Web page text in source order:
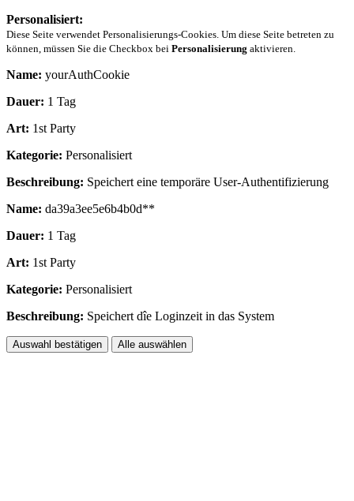
Personalisiert:
Diese Seite verwendet Personalisierungs-Cookies. Um diese Seite betreten zu
können, müssen Sie die Checkbox bei Personalisierung aktivieren.
Name: yourAuthCookie
Dauer: 1 Tag
Art: 1st Party
Kategorie: Personalisiert
Beschreibung: Speichert eine temporäre User-Authentifizierung
Name: da39a3ee5e6b4b0d**
Dauer: 1 Tag
Art: 1st Party
Kategorie: Personalisiert
Beschreibung: Speichert dîe Loginzeit in das System
Auswahl bestätigen Alle auswählen